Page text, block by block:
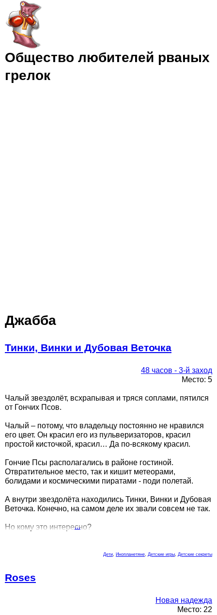
Общество любителей рваных
грелок
Джабба
Тинки, Винки и Дубовая Веточка
48 часов - 3-й заход
Место: 5
Чалый звездолёт, всхрапывая и тряся соплами, пятился
от Гончих Псов.
Чалый – потому, что владельцу постоянно не нравился
его цвет. Он красил его из пульверизаторов, красил
простой кисточкой, красил… Да по-всякому красил.
Гончие Псы располагались в районе гостиной.
Отвратительное место, так и кишит метеорами,
болидами и космическими пиратами - поди полетай.
А внутри звездолёта находились Тинки, Винки и Дубовая
Веточка. Конечно, на самом деле их звали совсем не так.
Но кому это интересно?
...
Дети Инопланетяне Детские игры Детские секреты
Roses
Новая надежда
Место: 22